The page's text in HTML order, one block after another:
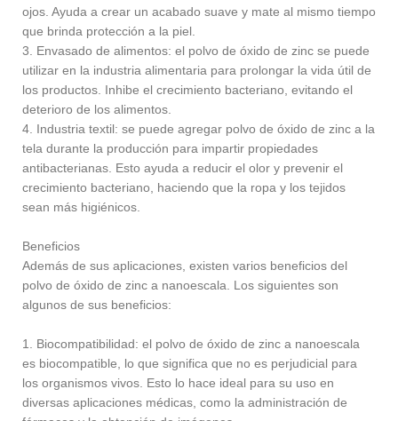
ojos. Ayuda a crear un acabado suave y mate al mismo tiempo
que brinda protección a la piel.
3. Envasado de alimentos: el polvo de óxido de zinc se puede
utilizar en la industria alimentaria para prolongar la vida útil de
los productos. Inhibe el crecimiento bacteriano, evitando el
deterioro de los alimentos.
4. Industria textil: se puede agregar polvo de óxido de zinc a la
tela durante la producción para impartir propiedades
antibacterianas. Esto ayuda a reducir el olor y prevenir el
crecimiento bacteriano, haciendo que la ropa y los tejidos
sean más higiénicos.
Beneficios
Además de sus aplicaciones, existen varios beneficios del
polvo de óxido de zinc a nanoescala. Los siguientes son
algunos de sus beneficios:
1. Biocompatibilidad: el polvo de óxido de zinc a nanoescala
es biocompatible, lo que significa que no es perjudicial para
los organismos vivos. Esto lo hace ideal para su uso en
diversas aplicaciones médicas, como la administración de